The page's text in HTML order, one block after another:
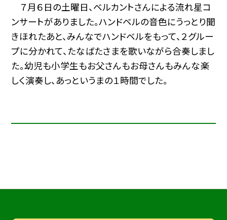
７月６日の土曜日、ベルカントさんによる流れ星コ
ンサートがありました。ハンドベルの音色にうっとり聞
きほれたあと、みんなでハンドベルをもって、２グルー
プに分かれて、たなばたさまを歌いながら合奏しまし
た。幼児も小学生もお父さんもお母さんもみんな楽
しく演奏し、あっというまの１時間でした。